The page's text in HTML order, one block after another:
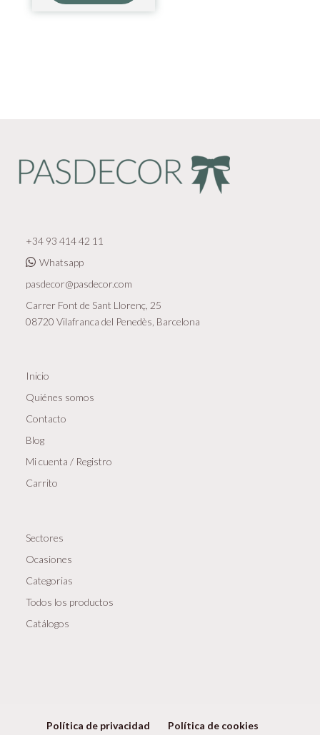
+34 93 414 42 11
Whatsapp
pasdecor@pasdecor.com
Carrer Font de Sant Llorenç, 25
08720 Vilafranca del Penedès, Barcelona
Inicio
Quiénes somos
Contacto
Blog
Mi cuenta / Registro
Carrito
Sectores
Ocasiones
Categorias
Todos los productos
Catálogos
Política de privacidad Política de cookies